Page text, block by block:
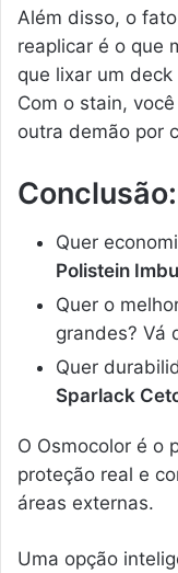
Além disso, o
reaplicar é o que
que lixar um
Com o stain,
outra demão por
Quer
Polistein
Quer o
grandes? Vá
Quer
Sparlack
O Osmocolor é o
proteção real e
áreas externas.
Uma opção